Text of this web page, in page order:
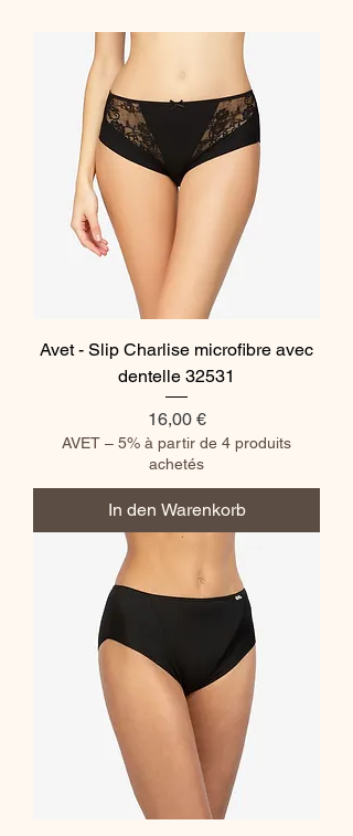
Avet - Slip Charlise microfibre avec
dentelle 32531
Preis
16,00 €
AVET – 5% à partir de 4 produits
achetés
In den Warenkorb